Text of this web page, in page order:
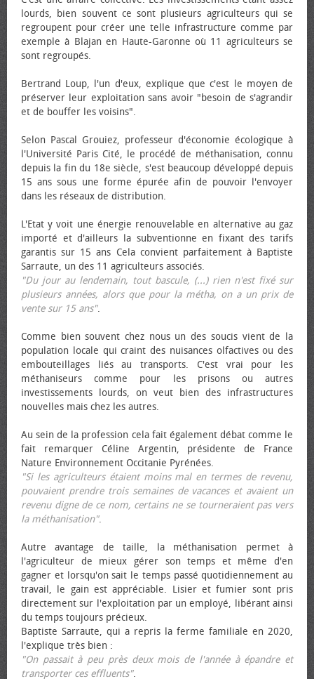
lourds, bien souvent ce sont plusieurs agriculteurs qui se
regroupent pour créer une telle infrastructure comme par
exemple à Blajan en Haute-Garonne où 11 agriculteurs se
sont regroupés.
Bertrand Loup, l'un d'eux, explique que c'est le moyen de
préserver leur exploitation sans avoir "besoin de s'agrandir
et de bouffer les voisins".
Selon Pascal Grouiez, professeur d'économie écologique à
l'Université Paris Cité, le procédé de méthanisation, connu
depuis la fin du 18e siècle, s'est beaucoup développé depuis
15 ans sous une forme épurée afin de pouvoir l'envoyer
dans les réseaux de distribution.
L'Etat y voit une énergie renouvelable en alternative au gaz
importé et d'ailleurs la subventionne en fixant des tarifs
garantis sur 15 ans Cela convient parfaitement à Baptiste
Sarraute, un des 11 agriculteurs associés.
"Du jour au lendemain, tout bascule, (...) rien n'est fixé sur
plusieurs années, alors que pour la métha, on a un prix de
vente sur 15 ans".
Comme bien souvent chez nous un des soucis vient de la
population locale qui craint des nuisances olfactives ou des
embouteillages liés au transports. C'est vrai pour les
méthaniseurs comme pour les prisons ou autres
investissements lourds, on veut bien des infrastructures
nouvelles mais chez les autres.
Au sein de la profession cela fait également débat comme le
fait remarquer Céline Argentin, présidente de France
Nature Environnement Occitanie Pyrénées.
"Si les agriculteurs étaient moins mal en termes de revenu,
pouvaient prendre trois semaines de vacances et avaient un
revenu digne de ce nom, certains ne se tourneraient pas vers
la méthanisation".
Autre avantage de taille, la méthanisation permet à
l'agriculteur de mieux gérer son temps et même d'en
gagner et lorsqu'on sait le temps passé quotidiennement au
travail, le gain est appréciable. Lisier et fumier sont pris
directement sur l'exploitation par un employé, libérant ainsi
du temps toujours précieux.
Baptiste Sarraute, qui a repris la ferme familiale en 2020,
l'explique très bien :
"On passait à peu près deux mois de l'année à épandre et
transporter ces effluents".